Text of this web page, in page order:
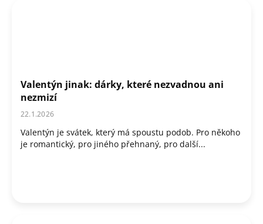
Valentýn jinak: dárky, které nezvadnou ani
nezmizí
22.1.2026
Valentýn je svátek, který má spoustu podob. Pro někoho
je romantický, pro jiného přehnaný, pro další...